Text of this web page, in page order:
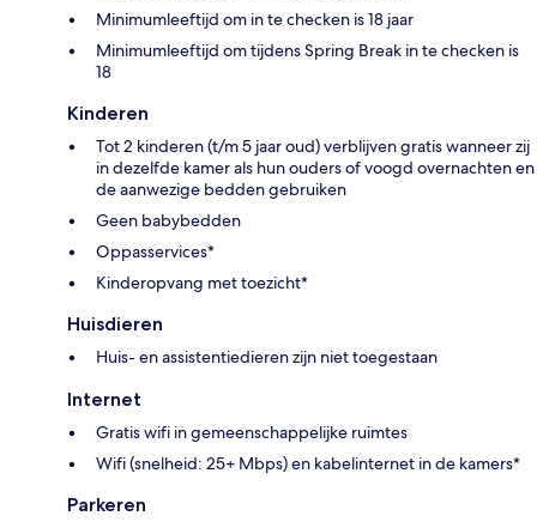
Minimumleeftijd om in te checken is 18 jaar
Minimumleeftijd om tijdens Spring Break in te checken is
18
Kinderen
Tot 2 kinderen (t/m 5 jaar oud) verblijven gratis wanneer zij
in dezelfde kamer als hun ouders of voogd overnachten en
de aanwezige bedden gebruiken
Geen babybedden
Oppasservices*
Kinderopvang met toezicht*
Huisdieren
Huis- en assistentiedieren zijn niet toegestaan
Internet
Gratis wifi in gemeenschappelijke ruimtes
Wifi (snelheid: 25+ Mbps) en kabelinternet in de kamers*
Parkeren